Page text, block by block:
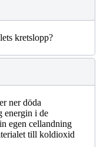
kretslopp?
ner döda
energin i de
egen cellandning
till koldioxid